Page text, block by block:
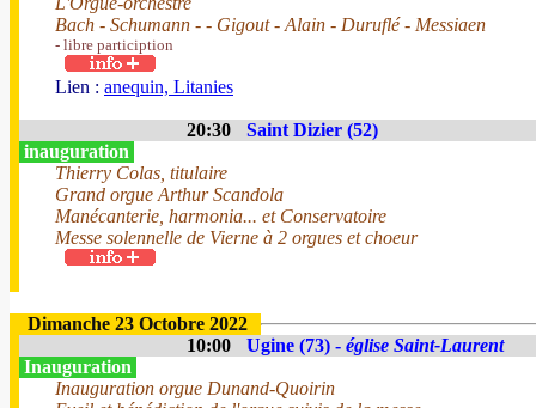
Bach - Schumann - - Gigout - Alain - Duruflé - Messiaen
- libre particiption
Lien : anequin, Litanies
20:30
Saint Dizier (52)
inauguration
Thierry Colas, titulaire
Grand orgue Arthur Scandola
Manécanterie, harmonia... et Conservatoire
Messe solennelle de Vierne à 2 orgues et choeur
Dimanche 23 Octobre 2022
10:00
Ugine (73) - église Saint-Laurent
Inauguration
Inauguration orgue Dunand-Quoirin